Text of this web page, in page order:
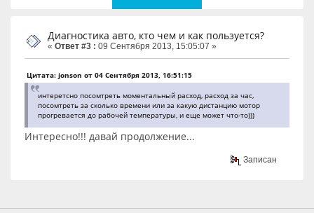
Диагностика авто, кто чем и как пользуется?
« Ответ #3 : 09 Сентября 2013, 15:05:07 »
Цитата: jonson от 04 Сентября 2013, 16:51:15
интеретсно посомтреть моментальный расход, расход за час,
посомтреть за сколько времени или за какую дистанцию мотор
прогревается до рабочей температуры, и еще может что-то)))
Интересно!!! давай продолжение...
Записан